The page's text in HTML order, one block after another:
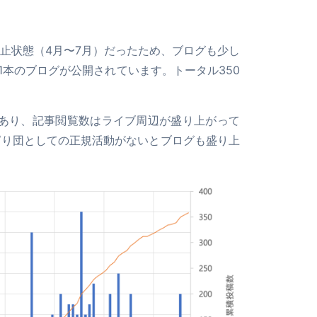
状態（4月〜7月）だったため、ブログも少し
のブログが公開されています。トータル350
り、記事閲覧数はライブ周辺が盛り上がって
団としての正規活動がないとブログも盛り上